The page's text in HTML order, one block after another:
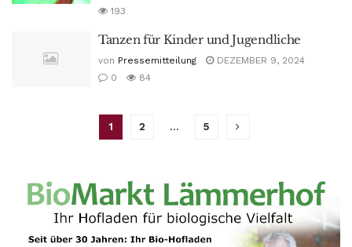
193
Tanzen für Kinder und Jugendliche
von Pressemitteilung
DEZEMBER 9, 2024
0
84
1 2 … 5